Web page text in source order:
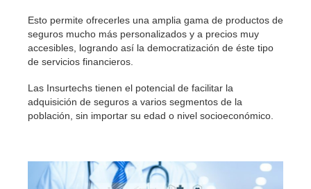
Esto permite ofrecerles una amplia gama de productos de
seguros mucho más personalizados y a precios muy
accesibles, logrando así la democratización de éste tipo
de servicios financieros.
Las Insurtechs tienen el potencial de facilitar la
adquisición de seguros a varios segmentos de la
población, sin importar su edad o nivel socioeconómico.